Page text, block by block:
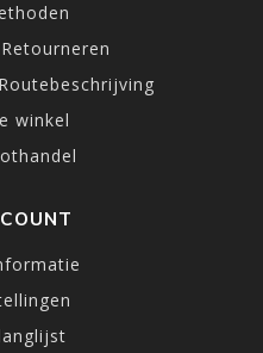
winkel